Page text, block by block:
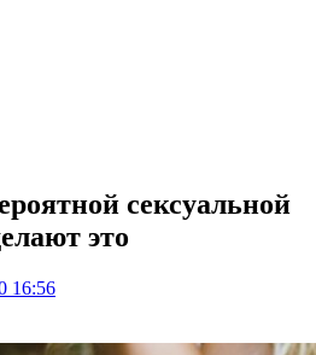
сексуальной
это
16:56